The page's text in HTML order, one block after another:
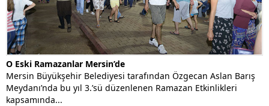
O Eski Ramazanlar Mersin’de
Mersin Büyükşehir Belediyesi tarafından Özgecan Aslan Barış
Meydanı’nda bu yıl 3.’sü düzenlenen Ramazan Etkinlikleri
kapsamında...